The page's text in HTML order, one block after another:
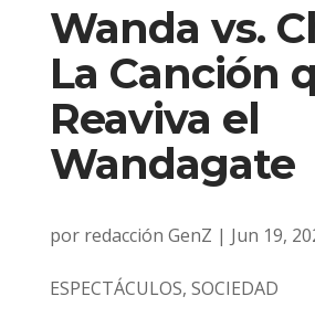
Wanda vs.
La Canción
Reaviva el
Wandagate
por redacción GenZ | Jun 19,
ESPECTÁCULOS, SOCIEDAD